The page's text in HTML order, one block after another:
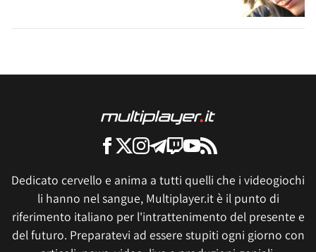
Dedicato cervello e anima a tutti quelli che i videogiochi
li hanno nel sangue, Multiplayer.it è il punto di
riferimento italiano per l'intrattenimento del presente e
del futuro. Preparatevi ad essere stupiti ogni giorno con